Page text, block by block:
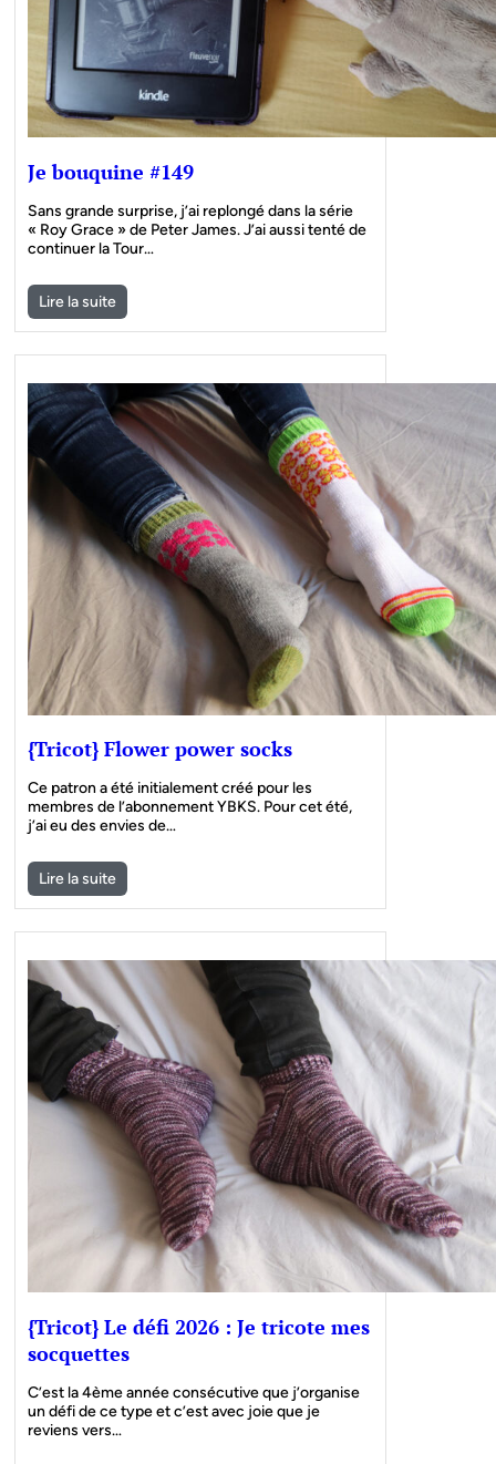
Je bouquine #149
Sans grande surprise, j’ai replongé dans la série
« Roy Grace » de Peter James. J’ai aussi tenté de
continuer la Tour…
Lire la suite
{Tricot} Flower power socks
Ce patron a été initialement créé pour les
membres de l’abonnement YBKS. Pour cet été,
j’ai eu des envies de…
Lire la suite
{Tricot} Le défi 2026 : Je tricote mes
socquettes
C’est la 4ème année consécutive que j’organise
un défi de ce type et c’est avec joie que je
reviens vers…